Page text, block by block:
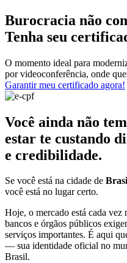
Burocracia não
Tenha seu
O momento ideal para
por videoconferência, onde
Garantir meu certificado agora!
Você ainda não
estar te custando
e credibilidade.
Se você está na cidade de
você está no lugar certo.
Hoje, o mercado está cada vez
bancos e órgãos públicos
serviços importantes. É aqui
— sua identidade oficial no
Brasil.